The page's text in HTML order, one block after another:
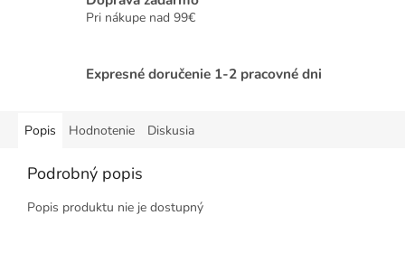
Pri nákupe nad 99€
Expresné doručenie 1-2 pracovné dni
Popis Hodnotenie Diskusia
Podrobný popis
Popis produktu nie je dostupný